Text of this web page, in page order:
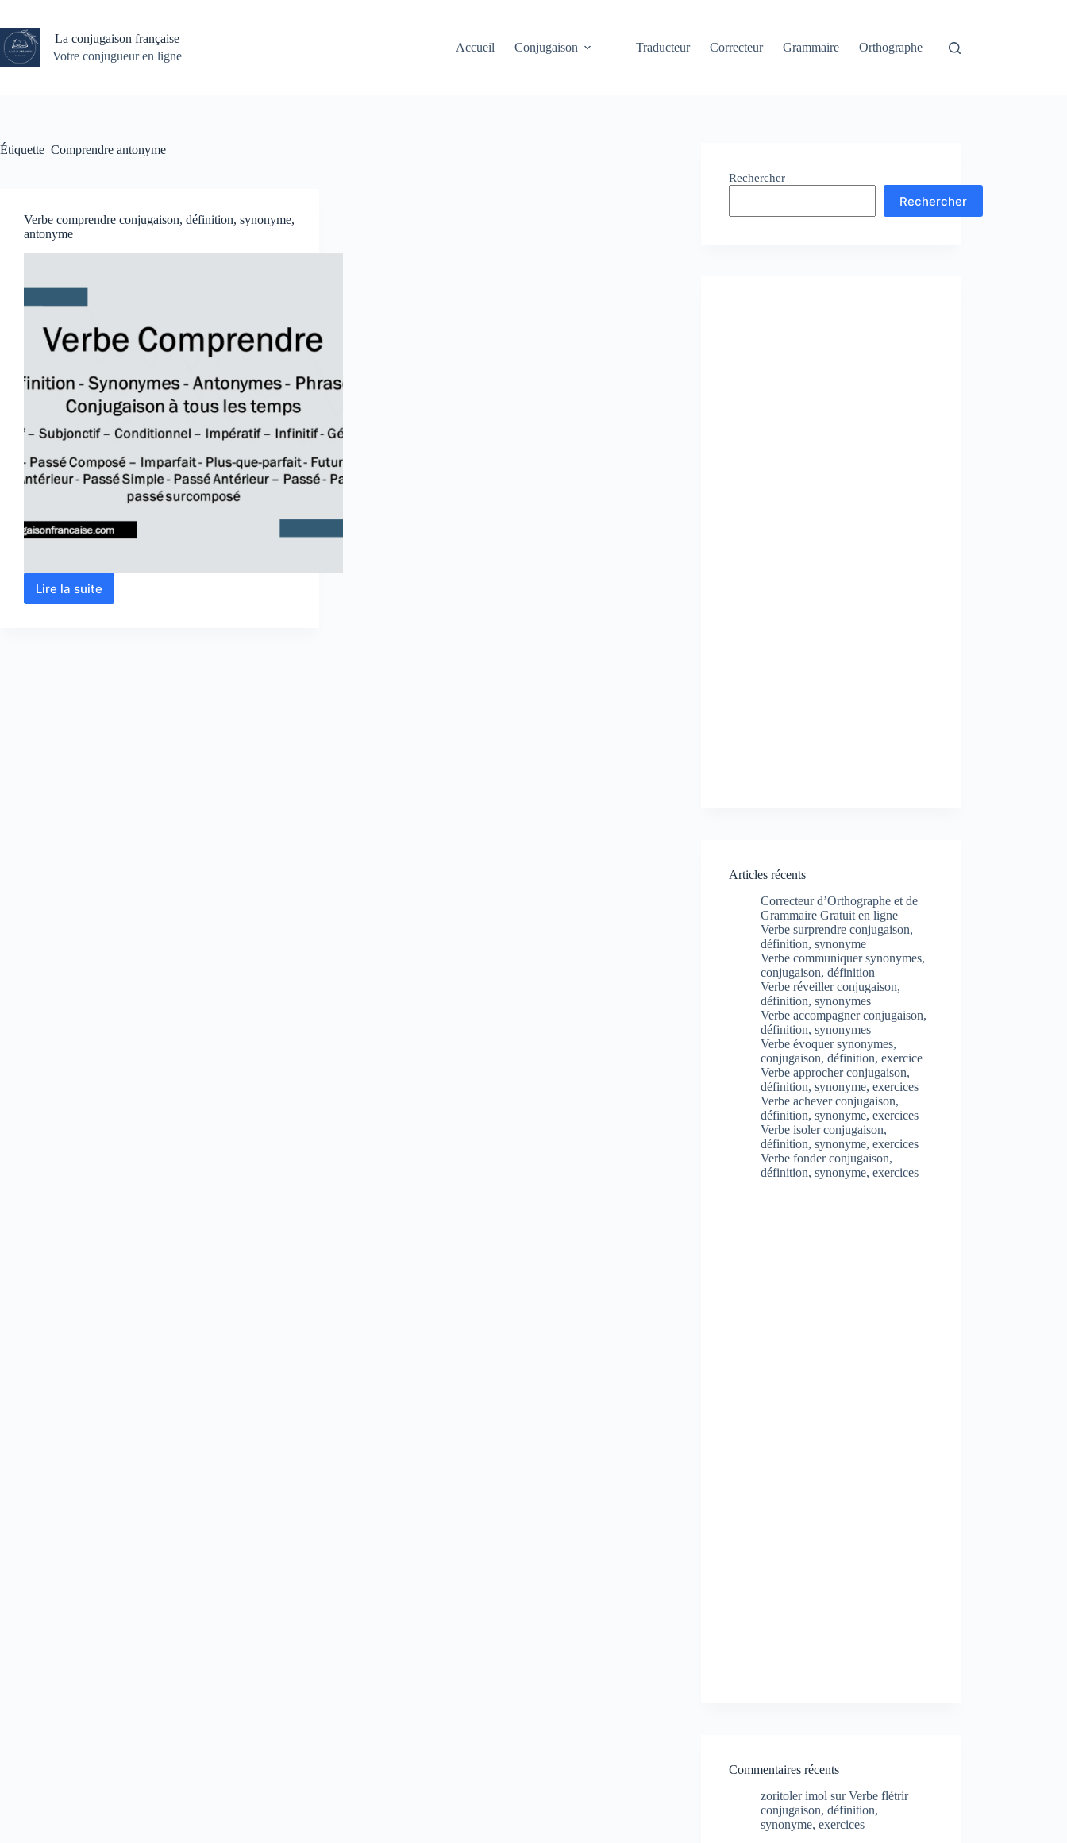
contenu
La conjugaison française
Votre conjugueur en ligne
Accueil Conjugaison Traducteur Correcteur Grammaire Orthographe
Étiquette Comprendre antonyme
Verbe comprendre conjugaison, définition, synonyme,
antonyme
Lire la suite
Verbe
Rechercher
Rechercher
Articles récents
Correcteur d’Orthographe et de
Grammaire Gratuit en ligne
Verbe surprendre conjugaison,
définition, synonyme
Verbe communiquer synonymes,
conjugaison, définition
Verbe réveiller conjugaison,
définition, synonymes
Verbe accompagner conjugaison,
définition, synonymes
Verbe évoquer synonymes,
conjugaison, définition, exercice
Verbe approcher conjugaison,
définition, synonyme, exercices
Verbe achever conjugaison,
définition, synonyme, exercices
Verbe isoler conjugaison,
définition, synonyme, exercices
Verbe fonder conjugaison,
définition, synonyme, exercices
Commentaires récents
zoritoler imol surVerbe flétrir
conjugaison, définition,
synonyme, exercices